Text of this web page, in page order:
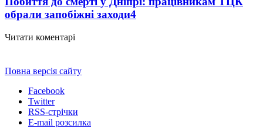
обрали запобіжні заходи4
Читати коментарі
Повна версія сайту
Facebook
Twitter
RSS-стрічки
E-mail розсилка